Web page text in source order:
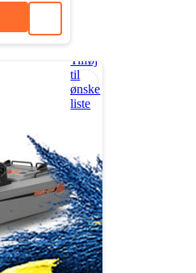
Tilføj
til
ønske
liste